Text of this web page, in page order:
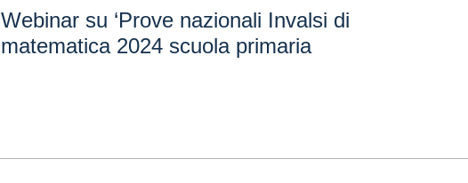
Webinar su ‘Prove nazionali Invalsi di
matematica 2024 scuola primaria